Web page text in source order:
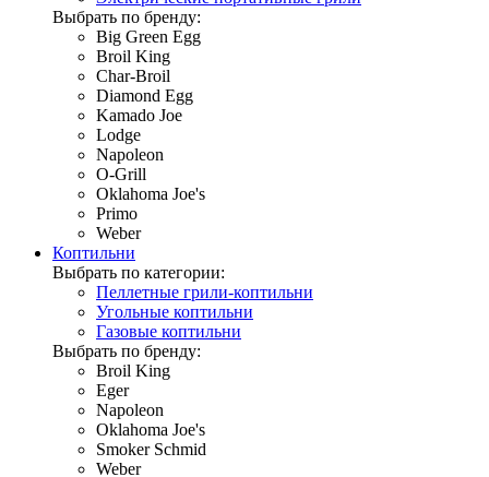
Выбрать по бренду:
Big Green Egg
Broil King
Char-Broil
Diamond Egg
Kamado Joe
Lodge
Napoleon
O-Grill
Oklahoma Joe's
Primo
Weber
Коптильни
Выбрать по категории:
Пеллетные грили-коптильни
Угольные коптильни
Газовые коптильни
Выбрать по бренду:
Broil King
Eger
Napoleon
Oklahoma Joe's
Smoker Schmid
Weber